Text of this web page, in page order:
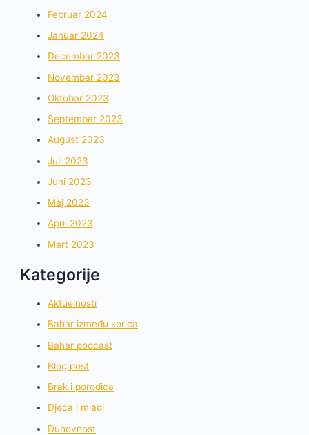
Februar 2024
Januar 2024
Decembar 2023
Novembar 2023
Oktobar 2023
Septembar 2023
August 2023
Juli 2023
Juni 2023
Maj 2023
April 2023
Mart 2023
Kategorije
Aktuelnosti
Bahar između korica
Bahar podcast
Blog post
Brak i porodica
Djeca i mladi
Duhovnost